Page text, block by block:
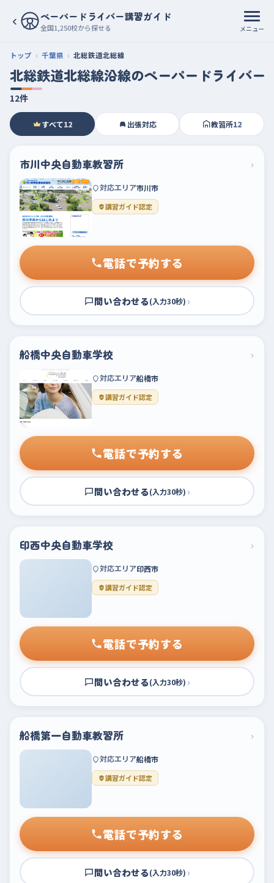
‹ ペーパードライバー講習ガイド
全国1,250校から探せる メニュー
トップ 千葉県 北総鉄道北総線
北総鉄道北総線沿線のペーパードライバー
12件
すべて12 出張対応 教習所12
市川中央自動車教習所 ›
対応エリア市川市
講習ガイド認定
電話で予約する
問い合わせる(入力30秒) ›
船橋中央自動車学校 ›
対応エリア船橋市
講習ガイド認定
電話で予約する
問い合わせる(入力30秒) ›
印西中央自動車学校 ›
対応エリア印西市
講習ガイド認定
電話で予約する
問い合わせる(入力30秒) ›
船橋第一自動車教習所 ›
対応エリア船橋市
講習ガイド認定
電話で予約する
問い合わせる(入力30秒) ›